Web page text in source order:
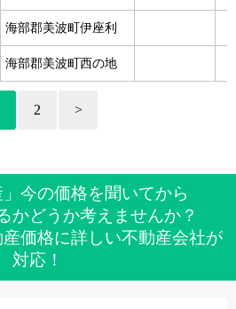
海部郡美波町伊座利
海部郡美波町西の地
2 >
」今の価格を聞いてから
かどうか考えませんか？
価格に詳しい不動産会社が
対応！